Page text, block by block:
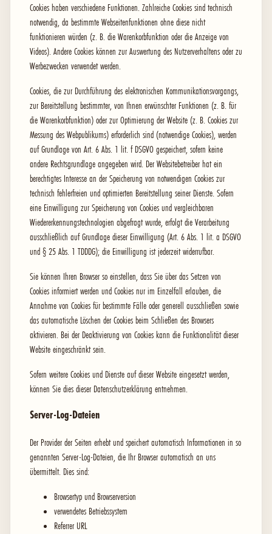
Cookies haben verschiedene Funktionen. Zahlreiche Cookies sind technisch
notwendig, da bestimmte Webseitenfunktionen ohne diese nicht
funktionieren würden (z. B. die Warenkorbfunktion oder die Anzeige von
Videos). Andere Cookies können zur Auswertung des Nutzerverhaltens oder zu
Werbezwecken verwendet werden.
Cookies, die zur Durchführung des elektronischen Kommunikationsvorgangs,
zur Bereitstellung bestimmter, von Ihnen erwünschter Funktionen (z. B. für
die Warenkorbfunktion) oder zur Optimierung der Website (z. B. Cookies zur
Messung des Webpublikums) erforderlich sind (notwendige Cookies), werden
auf Grundlage von Art. 6 Abs. 1 lit. f DSGVO gespeichert, sofern keine
andere Rechtsgrundlage angegeben wird. Der Websitebetreiber hat ein
berechtigtes Interesse an der Speicherung von notwendigen Cookies zur
technisch fehlerfreien und optimierten Bereitstellung seiner Dienste. Sofern
eine Einwilligung zur Speicherung von Cookies und vergleichbaren
Wiedererkennungstechnologien abgefragt wurde, erfolgt die Verarbeitung
ausschließlich auf Grundlage dieser Einwilligung (Art. 6 Abs. 1 lit. a DSGVO
und § 25 Abs. 1 TDDDG); die Einwilligung ist jederzeit widerrufbar.
Sie können Ihren Browser so einstellen, dass Sie über das Setzen von
Cookies informiert werden und Cookies nur im Einzelfall erlauben, die
Annahme von Cookies für bestimmte Fälle oder generell ausschließen sowie
das automatische Löschen der Cookies beim Schließen des Browsers
aktivieren. Bei der Deaktivierung von Cookies kann die Funktionalität dieser
Website eingeschränkt sein.
Sofern weitere Cookies und Dienste auf dieser Website eingesetzt werden,
können Sie dies dieser Datenschutzerklärung entnehmen.
Server-Log-Dateien
Der Provider der Seiten erhebt und speichert automatisch Informationen in so
genannten Server-Log-Dateien, die Ihr Browser automatisch an uns
übermittelt. Dies sind:
Browsertyp und Browserversion
verwendetes Betriebssystem
Referrer URL